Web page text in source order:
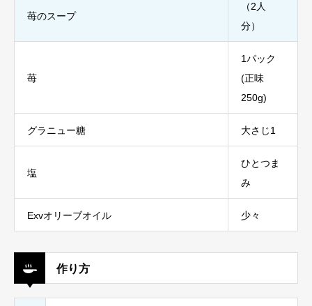
苺のスープ
（2人
分）
苺
1パック
(正味
250g)
グラニュー糖 大さじ1
塩
ひとつま
み
Exvオリーブオイル 少々
作り方